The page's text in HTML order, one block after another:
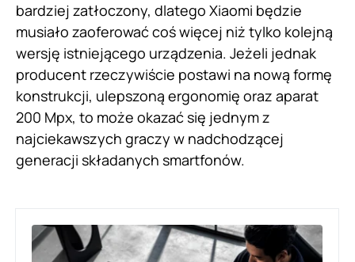
bardziej zatłoczony, dlatego Xiaomi będzie
musiało zaoferować coś więcej niż tylko kolejną
wersję istniejącego urządzenia. Jeżeli jednak
producent rzeczywiście postawi na nową formę
konstrukcji, ulepszoną ergonomię oraz aparat
200 Mpx, to może okazać się jednym z
najciekawszych graczy w nadchodzącej
generacji składanych smartfonów.